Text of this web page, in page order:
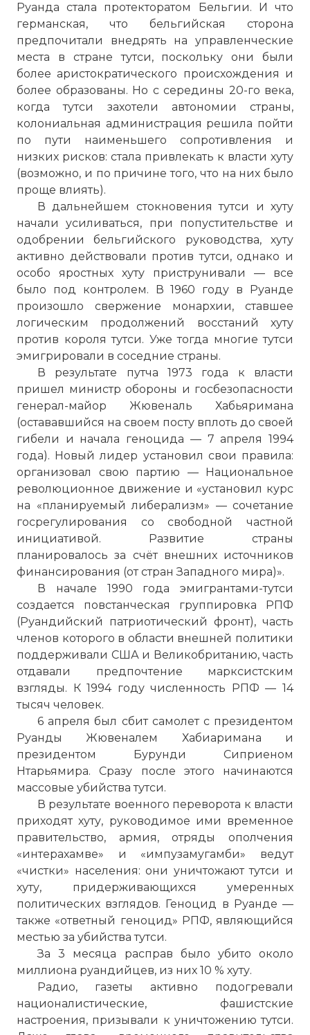
Руанда стала протекторатом Бельгии. И что
германская, что бельгийская сторона
предпочитали внедрять на управленческие
места в стране тутси, поскольку они были
более аристократического происхождения и
более образованы. Но с середины 20-го века,
когда тутси захотели автономии страны,
колониальная администрация решила пойти
по пути наименьшего сопротивления и
низких рисков: стала привлекать к власти хуту
(возможно, и по причине того, что на них было
проще влиять).
В дальнейшем стокновения тутси и хуту
начали усиливаться, при попустительстве и
одобрении бельгийского руководства, хуту
активно действовали против тутси, однако и
особо яростных хуту приструнивали — все
было под контролем. В 1960 году в Руанде
произошло свержение монархии, ставшее
логическим продолжений восстаний хуту
против короля тутси. Уже тогда многие тутси
эмигрировали в соседние страны.
В результате путча 1973 года к власти
пришел министр обороны и госбезопасности
генерал-майор Жювеналь Хабьяримана
(остававшийся на своем посту вплоть до своей
гибели и начала геноцида — 7 апреля 1994
года). Новый лидер установил свои правила:
организовал свою партию — Национальное
революционное движение и «установил курс
на «планируемый либерализм» — сочетание
госрегулирования со свободной частной
инициативой. Развитие страны
планировалось за счёт внешних источников
финансирования (от стран Западного мира)».
В начале 1990 года эмигрантами-тутси
создается повстанческая группировка РПФ
(Руандийский патриотический фронт), часть
членов которого в области внешней политики
поддерживали США и Великобританию, часть
отдавали предпочтение марксистским
взгляды. К 1994 году численность РПФ — 14
тысяч человек.
6 апреля был сбит самолет с президентом
Руанды Жювеналем Хабиаримана и
президентом Бурунди Сиприеном
Нтарьямира. Сразу после этого начинаются
массовые убийства тутси.
В результате военного переворота к власти
приходят хуту, руководимое ими временное
правительство, армия, отряды ополчения
«интерахамве» и «импузамугамби» ведут
«чистки» населения: они уничтожают тутси и
хуту, придерживающихся умеренных
политических взглядов. Геноцид в Руанде —
также «ответный геноцид» РПФ, являющийся
местью за убийства тутси.
За 3 месяца расправ было убито около
миллиона руандийцев, из них 10 % хуту.
Радио, газеты активно подогревали
националистические, фашистские
настроения, призывали к уничтожению тутси.
☓